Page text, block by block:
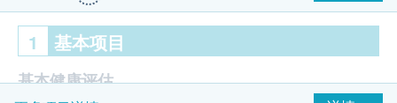
1 基本项目
基本健康评估